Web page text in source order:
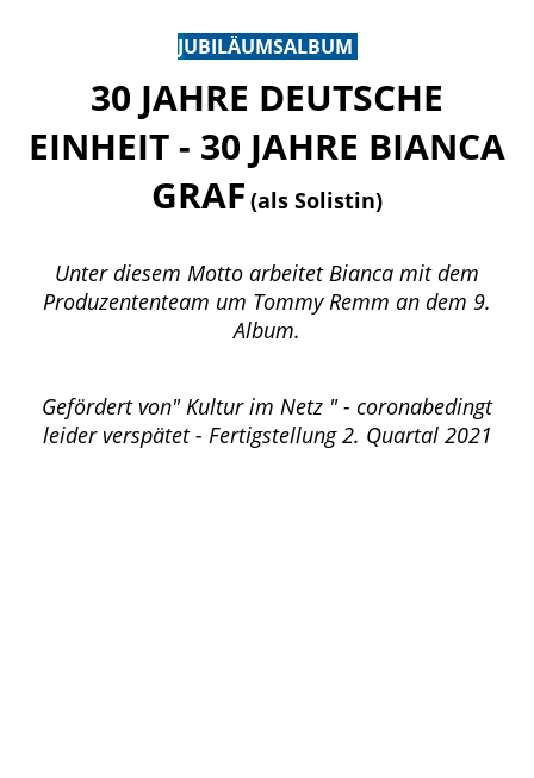
JUBILÄUMSALBUM
30 JAHRE DEUTSCHE
EINHEIT - 30 JAHRE BIANCA
GRAF (als Solistin)
Unter diesem Motto arbeitet Bianca mit dem
Produzententeam um Tommy Remm an dem 9.
Album.
Gefördert von" Kultur im Netz " - coronabedingt
leider verspätet - Fertigstellung 2. Quartal 2021